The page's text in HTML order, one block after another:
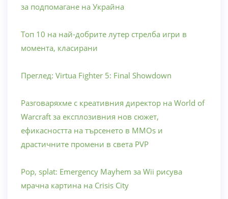
за подпомагане на Украйна
Топ 10 на най-добрите лутер стрелба игри в
момента, класирани
Преглед: Virtua Fighter 5: Final Showdown
Разговаряхме с креативния директор на World of
Warcraft за експлозивния нов сюжет,
ефикасността на търсенето в MMOs и
драстичните промени в света PVP
Pop, splat: Emergency Mayhem за Wii рисува
мрачна картина на Crisis City